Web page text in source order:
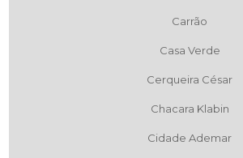
Carrão
Casa Verde
Cerqueira César
Chacara Klabin
Cidade Ademar